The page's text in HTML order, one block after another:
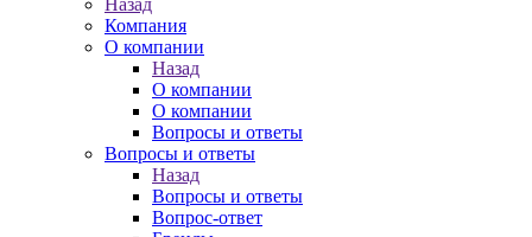
Компания
О компании
Назад
О компании
О компании
Вопросы и ответы
Вопросы и ответы
Назад
Вопросы и ответы
Вопрос-ответ